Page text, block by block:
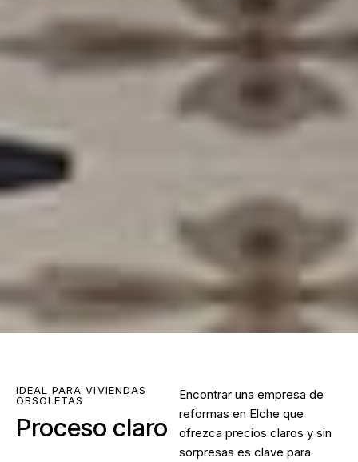
IDEAL PARA VIVIENDAS
OBSOLETAS
Proceso claro
Encontrar una empresa de
reformas en Elche que
ofrezca precios claros y sin
sorpresas es clave para